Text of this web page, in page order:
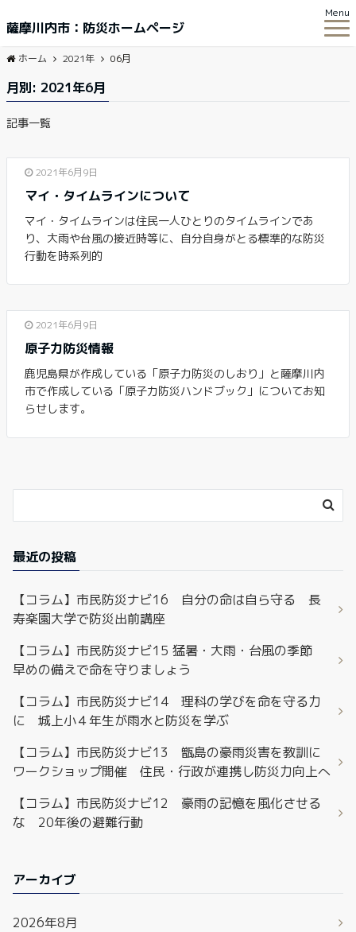
薩摩川内市：防災ホームページ
Menu
ホーム 2021年 06月
月別: 2021年6月
記事一覧
2021年6月9日
マイ・タイムラインについて
マイ・タイムラインは住民一人ひとりのタイムラインであ
り、大雨や台風の接近時等に、自分自身がとる標準的な防災
行動を時系列的
2021年6月9日
原子力防災情報
鹿児島県が作成している「原子力防災のしおり」と薩摩川内
市で作成している「原子力防災ハンドブック」についてお知
らせします。
最近の投稿
【コラム】市民防災ナビ16 自分の命は自ら守る 長
寿楽園大学で防災出前講座
【コラム】市民防災ナビ15 猛暑・大雨・台風の季節
早めの備えで命を守りましょう
【コラム】市民防災ナビ14 理科の学びを命を守る力
に 城上小４年生が雨水と防災を学ぶ
【コラム】市民防災ナビ13 甑島の豪雨災害を教訓に
ワークショップ開催 住民・行政が連携し防災力向上へ
【コラム】市民防災ナビ12 豪雨の記憶を風化させる
な 20年後の避難行動
アーカイブ
2026年8月